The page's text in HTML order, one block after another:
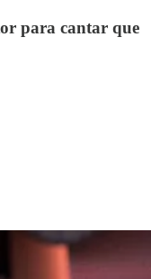
para cantar que